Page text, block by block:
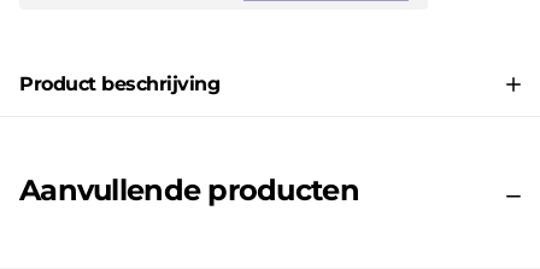
Product beschrijving
Aanvullende producten